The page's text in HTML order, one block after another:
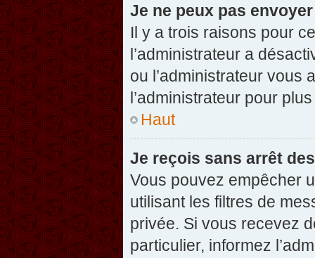
Je ne peux pas
Il y a trois raisons pour
l’administrateur a
ou l’administrateur vous
l’administrateur pour
Haut
Je reçois sans arrêt
Vous pouvez empêcher
utilisant les filtres de
privée. Si vous recevez
particulier, informez